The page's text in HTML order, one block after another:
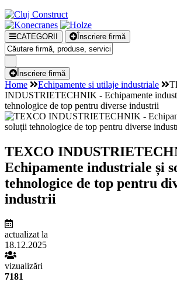
CATEGORII Înscriere firmă
Înscriere firmă
Home Echipamente si utilaje industriale
INDUSTRIETECHNIK - Echipamente
tehnologice de top pentru diverse industrii
TEXCO
Echipamente industriale și
tehnologice de top pentru
industrii
actualizat la
18.12.2025
vizualizări
7181